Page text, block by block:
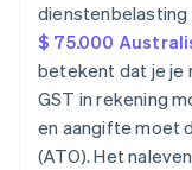
dienstenbelasting
$ 75.000
betekent dat je je
GST in rekening
en aangifte moet
(ATO). Het